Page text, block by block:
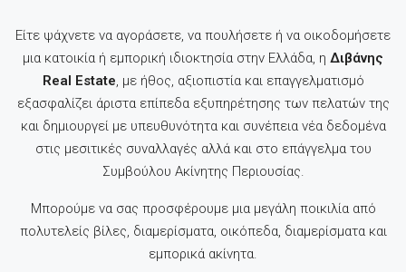
Είτε ψάχνετε να αγοράσετε, να πουλήσετε ή να οικοδομήσετε
μια κατοικία ή εμπορική ιδιοκτησία στην Ελλάδα, η Διβάνης
Real Estate, με ήθος, αξιοπιστία και επαγγελματισμό
εξασφαλίζει άριστα επίπεδα εξυπηρέτησης των πελατών της
και δημιουργεί με υπευθυνότητα και συνέπεια νέα δεδομένα
στις μεσιτικές συναλλαγές αλλά και στο επάγγελμα του
Συμβούλου Ακίνητης Περιουσίας.
Μπορούμε να σας προσφέρουμε μια μεγάλη ποικιλία από
πολυτελείς βίλες, διαμερίσματα, οικόπεδα, διαμερίσματα και
εμπορικά ακίνητα.